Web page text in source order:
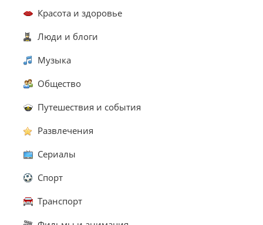
Красота и здоровье
Люди и блоги
Музыка
Общество
Путешествия и события
Развлечения
Сериалы
Спорт
Транспорт